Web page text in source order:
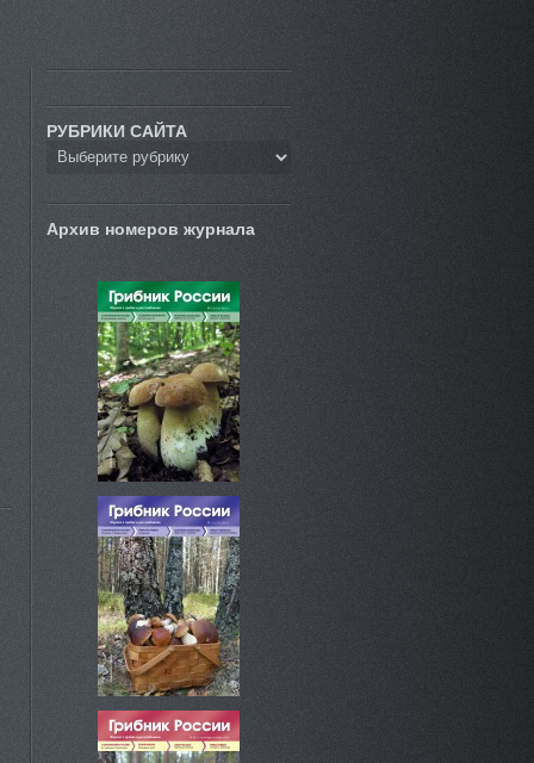
РУБРИКИ САЙТА
Архив номеров журнала